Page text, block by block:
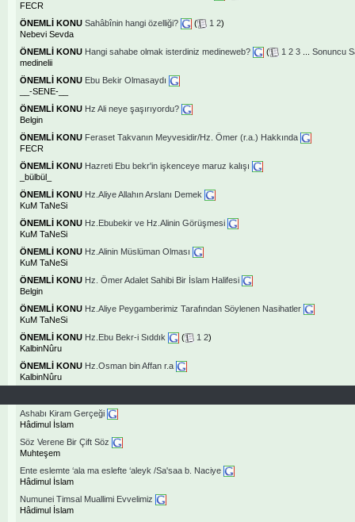
FECR
ÖNEMLİ KONU Sahâbînin hangi özelliği? ( 1 2)
Nebevi Sevda
ÖNEMLİ KONU Hangi sahabe olmak isterdiniz medineweb? ( 1 2 3
Sonuncu
medinelii
ÖNEMLİ KONU Ebu Bekir Olmasaydı
__-SENE-__
ÖNEMLİ KONU Hz Ali neye şaşırıyordu?
Belgin
ÖNEMLİ KONU Feraset Takvanın Meyvesidir/Hz. Ömer (r.a.) Hakkında
FECR
ÖNEMLİ KONU Hazreti Ebu bekr'in işkenceye maruz kalışı
_bülbül_
ÖNEMLİ KONU Hz.Aliye Allahın Arslanı Demek
KuM TaNeSi
ÖNEMLİ KONU Hz.Ebubekir ve Hz.Alinin Görüşmesi
KuM TaNeSi
ÖNEMLİ KONU Hz.Alinin Müslüman Olması
KuM TaNeSi
ÖNEMLİ KONU Hz. Ömer Adalet Sahibi Bir İslam Halifesi
Belgin
ÖNEMLİ KONU Hz.Aliye Peygamberimiz Tarafından Söylenen Nasihatler
KuM TaNeSi
ÖNEMLİ KONU Hz.Ebu Bekr-i Sıddık ( 1 2)
KalbinNûru
ÖNEMLİ KONU Hz.Osman bin Affan r.a
KalbinNûru
Ashabı Kiram Gerçeği
Hâdimul İslam
Söz Verene Bir Çift Söz
Muhteşem
Ente eslemte ‘ala ma eslefte ‘aleyk /Sa'saa b. Naciye
Hâdimul İslam
Numunei Timsal Muallimi Evvelimiz
Hâdimul İslam